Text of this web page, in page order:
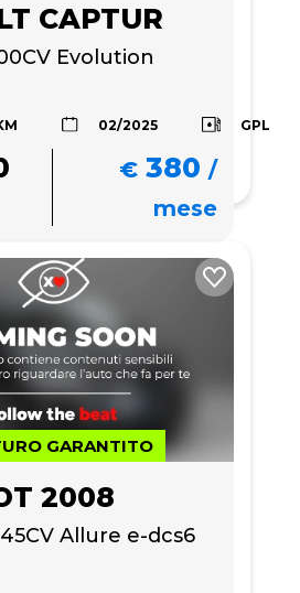
CAPTUR
Evolution
02/2025 GPL
€ 380 /
mese
GARANTITO
2008
Allure e-dcs6